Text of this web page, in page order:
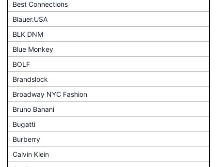
Best Connections
Blauer.USA
BLK DNM
Blue Monkey
BOLF
Brandslock
Broadway NYC Fashion
Bruno Banani
Bugatti
Burberry
Calvin Klein